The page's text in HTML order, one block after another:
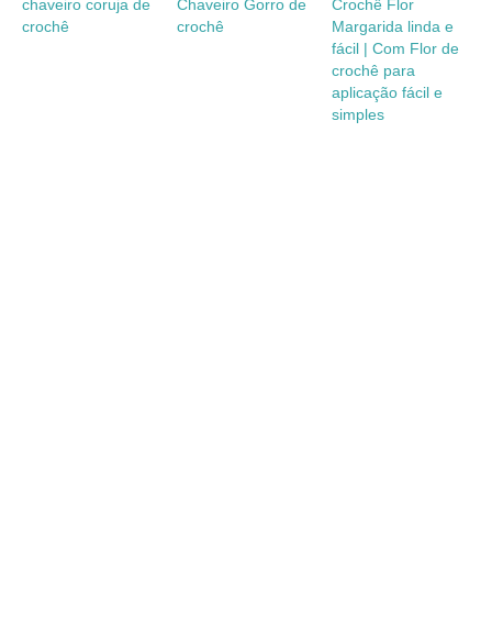
chaveiro coruja de
crochê
Chaveiro Gorro de
crochê
Crochê Flor
Margarida linda e
fácil | Com Flor de
crochê para
aplicação fácil e
simples